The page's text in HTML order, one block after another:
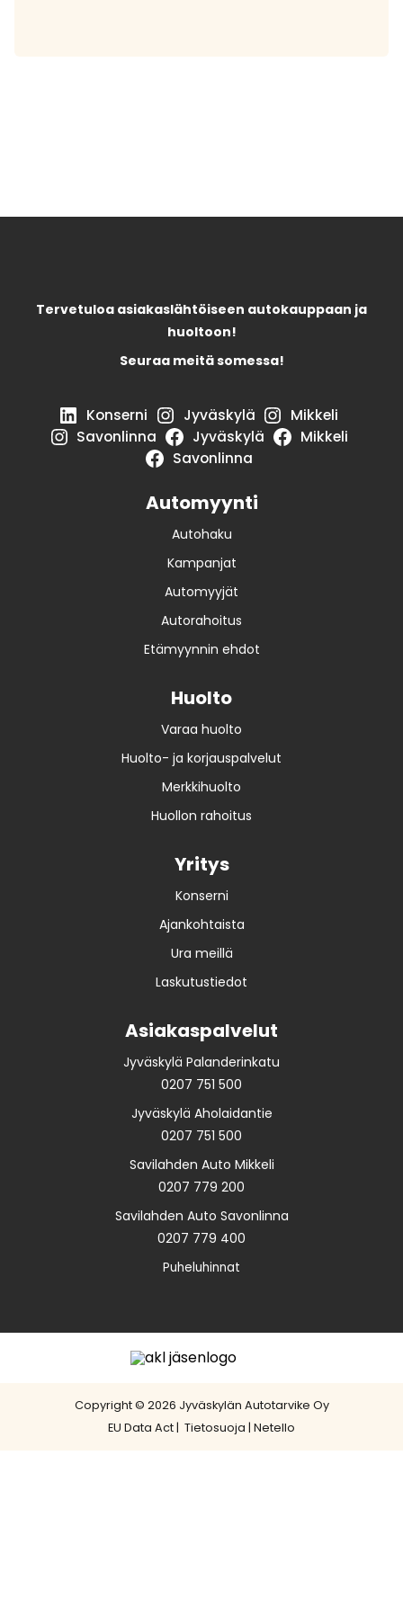
Tervetuloa asiakaslähtöiseen autokauppaan ja
huoltoon!
Seuraa meitä somessa!
Konserni Jyväskylä
Mikkeli
Savonlinna
Jyväskylä
Mikkeli
Savonlinna
Automyynti
Autohaku
Kampanjat
Automyyjät
Autorahoitus
Etämyynnin ehdot
Huolto
Varaa huolto
Huolto- ja korjauspalvelut
Merkkihuolto
Huollon rahoitus
Yritys
Konserni
Ajankohtaista
Ura meillä
Laskutustiedot
Asiakaspalvelut
Jyväskylä Palanderinkatu
0207 751 500
Jyväskylä Aholaidantie
0207 751 500
Savilahden Auto Mikkeli
0207 779 200
Savilahden Auto Savonlinna
0207 779 400
Puheluhinnat
Copyright © 2026 Jyväskylän Autotarvike Oy
EU Data Act | Tietosuoja | Netello